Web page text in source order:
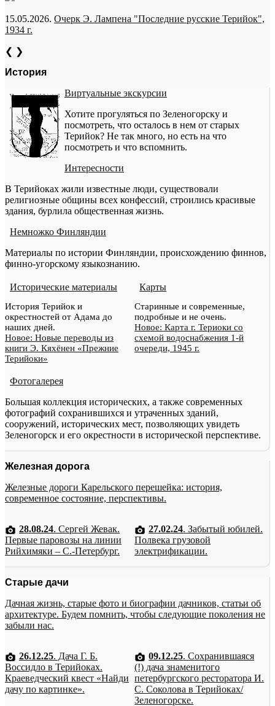
15.05.2026. Очерк Э. Лампена "Последние русские Терийок",
1934 г.
❮ ❯
История
Виртуальные экскурсии
Хотите прогуляться по Зеленогорску и
посмотреть, что осталось в нем от старых
Терийок? Не так много, но есть на что
посмотреть и что вспомнить.
Интересности
В Терийоках жили известные люди, существовали
религиозные общины всех конфессий, строились красивые
здания, бурлила общественная жизнь.
Немножко Финляндии
Материалы по истории Финляндии, происхождению финнов,
финно-угорскому языкознанию.
Исторические материалы
История Терийок и
окрестностей от Адама до
наших дней.
Новое: Новые переводы из
книги Э. Кяхёнен «Прежние
Терийоки»
Карты
Старинные и современные,
подробные и не очень.
Новое: Карта г. Териоки со
схемой водоснабжения 1-й
очереди, 1945 г.
Фотогалерея
Большая коллекция исторических, а также современных
фотографий сохранившихся и утраченных зданий,
сооружений, исторических мест, позволяющих увидеть
Зеленогорск и его окрестности в исторической перспективе.
Железная дорога
Железные дороги Карельского перешейка: история,
современное состояние, перспективы.
28.08.24. Сергей Жевак.
Первые паровозы на линии
Рийхимяки – С.-Петербург.
27.02.24. Забытый юбилей.
Полвека грузовой
электрификации.
Старые дачи
Дачная жизнь, старые фото и биографии дачников, статьи об
архитектуре. Будем помнить, чтобы следующие поколения не
забыли нас.
26.12.25. Дача Г. Б.
Воссидло в Терийоках.
Краеведческий квест «Найди
дачу по картинке».
09.12.25. Сохранившаяся
(!) дача знаменитого
петербургского ресторатора И.
С. Соколова в Терийоках/
Зеленогорске.